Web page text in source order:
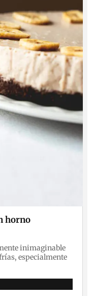
horno
inimaginable
especialmente